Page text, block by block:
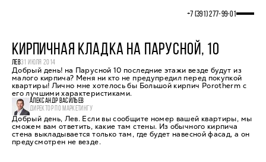
+7 (391) 277‒99‒01
КИРПИЧНАЯ КЛАДКА НА ПАРУСНОЙ, 10
ЛЕВ31 ИЮЛЯ 2014
Добрый день! на Парусной 10 последние этажи везде будут из
малого кирпича? Меня ни кто не предупредил перед покупкой
квартиры! Лично мне хотелось бы Большой кирпич Porotherm с
его лучшими характеристиками.
АЛЕКСАНДР ВАСИЛЬЕВ
ДИРЕКТОР ПО МАРКЕТИНГУ
Добрый день, Лев. Если вы сообщите номер вашей квартиры, мы
сможем вам ответить, какие там стены. Из обычного кирпича
стена выкладывается только там, где будет навесной фасад, а он
предусмотрен не везде.